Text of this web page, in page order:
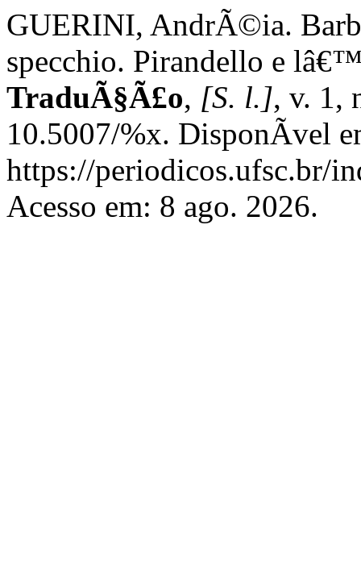
GUERINI, AndrÃ©ia.
specchio. Pirandello e
TraduÃ§Ã£o, [S. l.], v. 1,
10.5007/%x. DisponÃ­vel
https://periodicos.ufsc.br/
Acesso em: 8 ago. 2026.